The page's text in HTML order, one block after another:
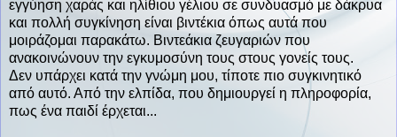
εγγύηση χαράς και ηλίθιου γέλιου σε συνδυασμό με δάκρυα
και πολλή συγκίνηση είναι βιντέκια όπως αυτά που
μοιράζομαι παρακάτω. Βιντεάκια ζευγαριών που
ανακοινώνουν την εγκυμοσύνη τους στους γονείς τους.
Δεν υπάρχει κατά την γνώμη μου, τίποτε πιο συγκινητικό
από αυτό. Από την ελπίδα, που δημιουργεί η πληροφορία,
πως ένα παιδί έρχεται...